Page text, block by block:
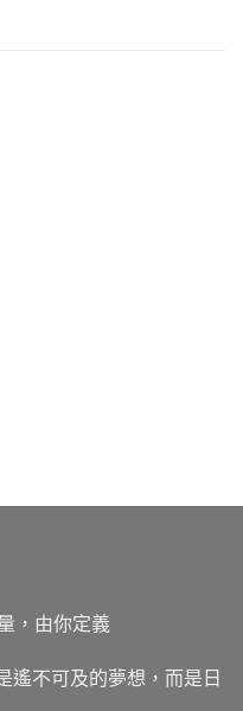
，由你定義
遙不可及的夢想，而是日